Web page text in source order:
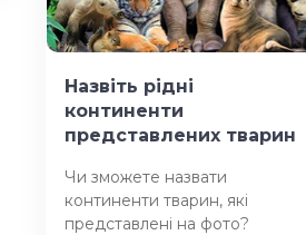
Назвіть рідні
континенти
представлених тварин
Чи зможете назвати
континенти тварин, які
представлені на фото?